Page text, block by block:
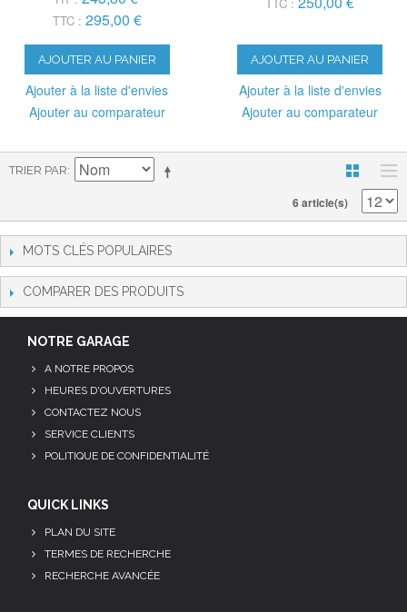
TTC : 295,00 €
AJOUTER AU PANIER
Ajouter à la liste d'envies
Ajouter au comparateur
TTC :
AJOUTER AU PANIER
Ajouter à la liste d'envies
Ajouter au comparateur
TRIER PAR
6 article(s)
MOTS CLÉS POPULAIRES
COMPARER DES PRODUITS
NOTRE GARAGE
A NOTRE PROPOS
HEURES D'OUVERTURES
CONTACTEZ NOUS
SERVICE CLIENTS
POLITIQUE DE CONFIDENTIALITÉ
QUICK LINKS
PLAN DU SITE
TERMES DE RECHERCHE
RECHERCHE AVANCÉE